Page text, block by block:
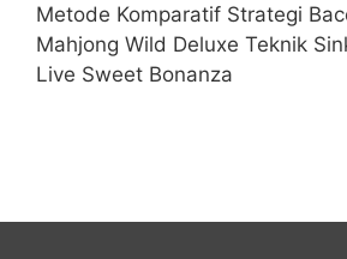
Metode Komparatif Strategi
Mahjong Wild Deluxe Teknik
Live Sweet Bonanza